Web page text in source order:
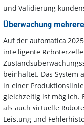
und Validierung
Überwachung
Auf der automatica
intelligente
beinhaltet. Das System
in einer
gleichzeitig ist möglich.
als auch virtuelle
Leistung und